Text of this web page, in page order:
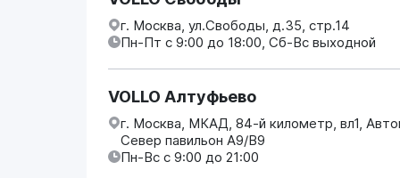
г. Москва, ул.Свободы, д.35, стр.14
Пн-Пт с 9:00 до 18:00, Сб-Вс выходной
VOLLO Алтуфьево
г. Москва, МКАД, 84-й километр, вл1,
Север павильон А9/В9
Пн-Вс с 9:00 до 21:00